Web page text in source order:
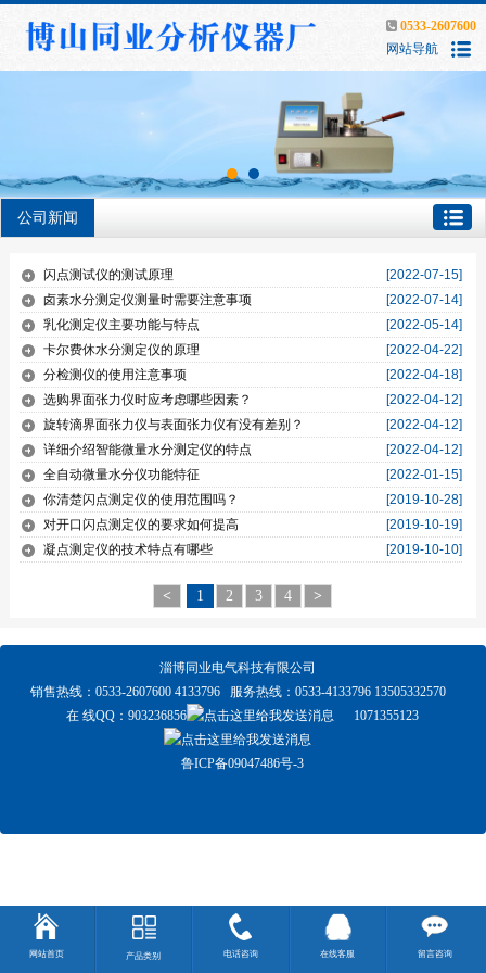
0533-2607600
网站导航
公司新闻
[2022-07-15]
闪点测试仪的测试原理
[2022-07-14]
卤素水分测定仪测量时需要注意事项
[2022-05-14]
乳化测定仪主要功能与特点
[2022-04-22]
卡尔费休水分测定仪的原理
[2022-04-18]
分检测仪的使用注意事项
[2022-04-12]
选购界面张力仪时应考虑哪些因素？
[2022-04-12]
旋转滴界面张力仪与表面张力仪有没有差别？
[2022-04-12]
详细介绍智能微量水分测定仪的特点
[2022-01-15]
全自动微量水分仪功能特征
[2019-10-28]
你清楚闪点测定仪的使用范围吗？
[2019-10-19]
对开口闪点测定仪的要求如何提高
[2019-10-10]
凝点测定仪的技术特点有哪些
< 1 2 3 4 >
淄博同业电气科技有限公司
销售热线：0533-2607600 4133796 服务热线：0533-4133796 13505332570
在 线QQ：903236856 1071355123
鲁ICP备09047486号-3
网站首页 产品类别 电话咨询 在线客服 留言咨询